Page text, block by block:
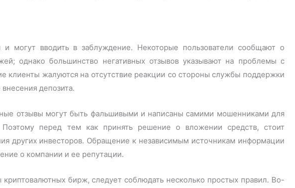
могут вводить в заблуждение. Некоторые пользователи сообщают о
однако большинство негативных отзывов указывают на проблемы с
клиенты жалуются на отсутствие реакции со стороны службы поддержки
депозита.
отзывы могут быть фальшивыми и написаны самими мошенниками для
перед тем как принять решение о вложении средств, стоит
других инвесторов. Обращение к независимым источникам информации
о компании и ее репутации.
бирж, следует соблюдать несколько простых правил. Во-